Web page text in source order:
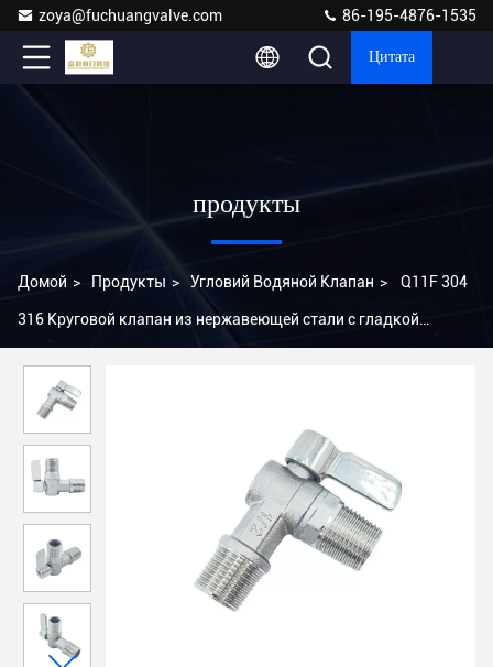
zoya@fuchuangvalve.com 86-195-4876-1535
Цитата
продукты
Домой > Продукты > Угловий Водяной Клапан > Q11F 304
316 Круговой клапан из нержавеющей стали с гладкой